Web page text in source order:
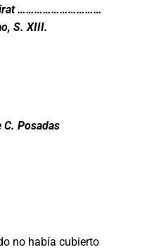
…………………………
S. XIII.
C. Posadas
no había cubierto